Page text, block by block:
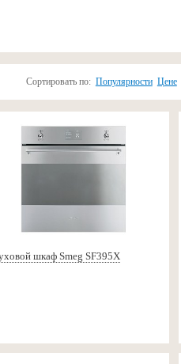
Сортировать по: Популярности Цене
шкаф Smeg SF395X